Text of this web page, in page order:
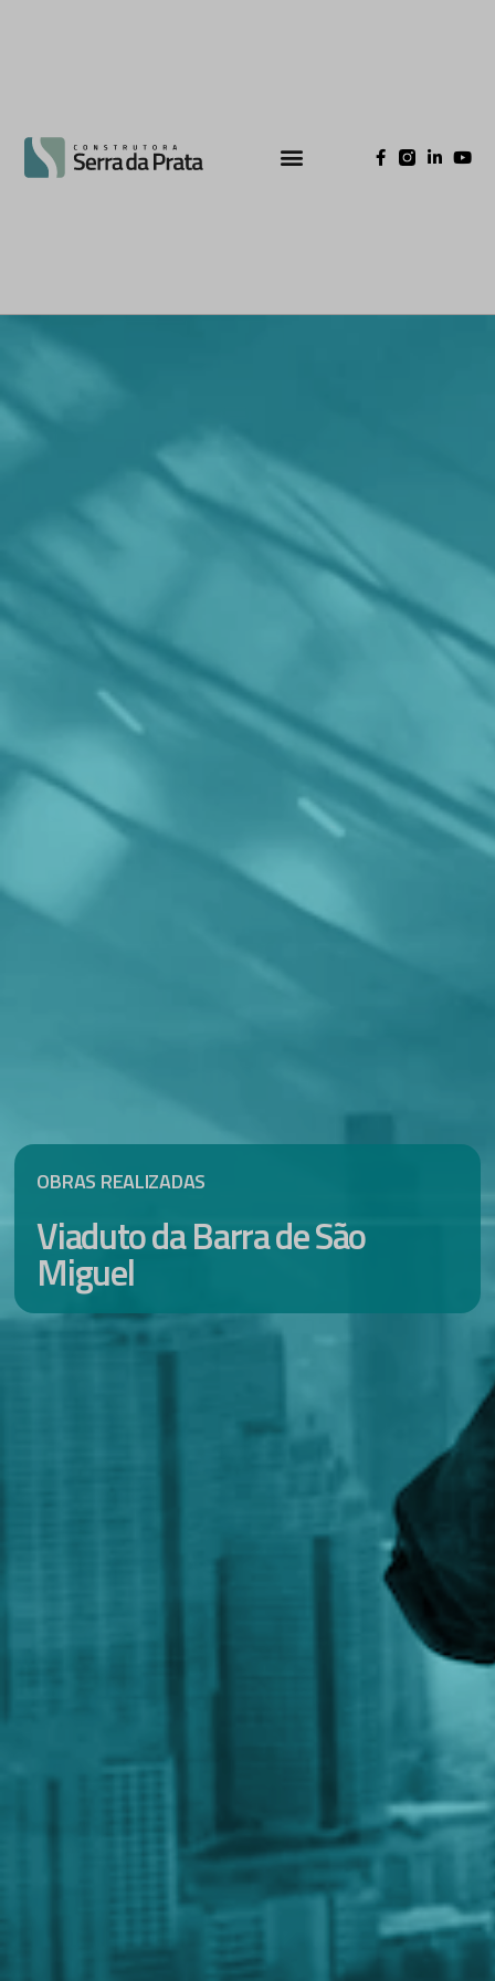
OBRAS REALIZADAS
Viaduto da Barra de São
Miguel